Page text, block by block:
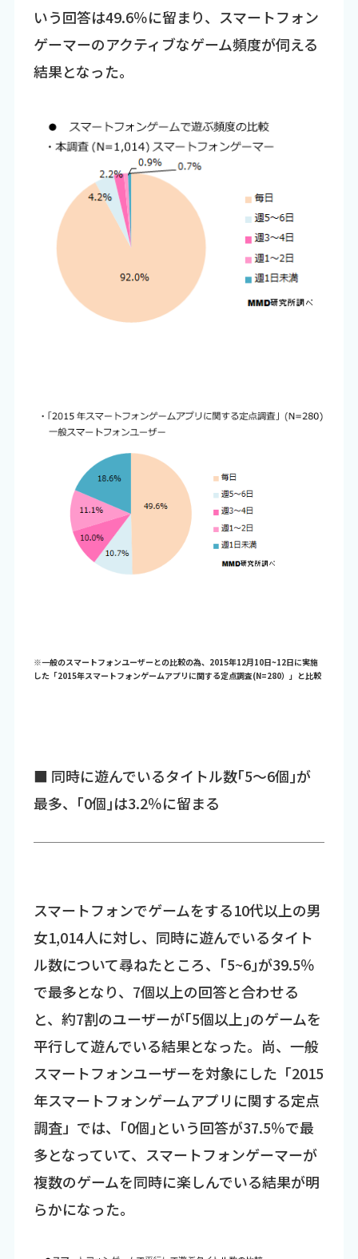
いう回答は49.6％に留まり、スマートフォン
ゲーマーのアクティブなゲーム頻度が伺える
結果となった。
※一般のスマートフォンユーザーとの比較の為、2015年12月10日~12日に実施
した「2015年スマートフォンゲームアプリに関する定点調査(N=280）」と比較
■ 同時に遊んでいるタイトル数｢5～6個｣が
最多、｢0個｣は3.2％に留まる
スマートフォンでゲームをする10代以上の男
女1,014人に対し、同時に遊んでいるタイト
ル数について尋ねたところ、｢5~6｣が39.5％
で最多となり、7個以上の回答と合わせる
と、約7割のユーザーが｢5個以上｣のゲームを
平行して遊んでいる結果となった。尚、一般
スマートフォンユーザーを対象にした「2015
年スマートフォンゲームアプリに関する定点
調査」では、｢0個｣という回答が37.5％で最
多となっていて、スマートフォンゲーマーが
複数のゲームを同時に楽しんでいる結果が明
らかになった。